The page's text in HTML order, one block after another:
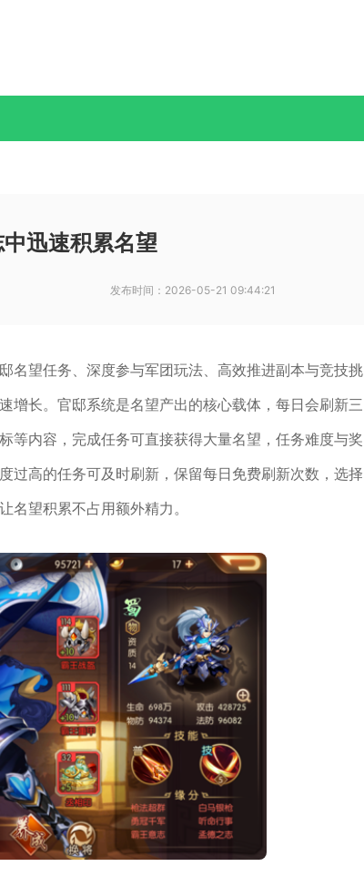
迅速积累名望
发布时间： 2026-05-21 09:44:21
名望任务、深度参与军团玩法、高效推进副本与竞技挑
增长。官邸系统是名望产出的核心载体，每日会刷新三
等内容，完成任务可直接获得大量名望，任务难度与奖
过高的任务可及时刷新，保留每日免费刷新次数，选择
名望积累不占用额外精力。